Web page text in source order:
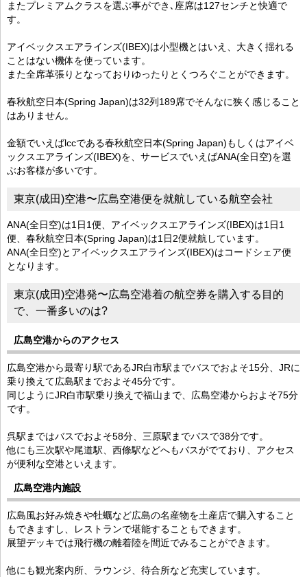
またプレミアムクラスを選ぶ事ができ､座席は127センチと快適で
す。
アイベックスエアラインズ(IBEX)は小型機とはいえ、大きく揺れる
ことはない機体を使っています。
また全席革張りとなっておりゆったりとくつろぐことができます。
春秋航空日本(Spring Japan)は32列189席でそんなに狭く感じること
はありません。
金額でいえばlccである春秋航空日本(Spring Japan)もしくはアイベ
ックスエアラインズ(IBEX)を、サービスでいえばANA(全日空)を選
ぶお客様が多いです。
東京(成田)空港〜広島空港便を就航している航空会社
ANA(全日空)は1日1便、アイベックスエアラインズ(IBEX)は1日1
便、春秋航空日本(Spring Japan)は1日2便就航しています。
ANA(全日空)とアイベックスエアラインズ(IBEX)はコードシェア便
となります。
東京(成田)空港発〜広島空港着の航空券を購入する目的
で、一番多いのは?
広島空港からのアクセス
広島空港から最寄り駅であるJR白市駅までバスでおよそ15分、JRに
乗り換えて広島駅までおよそ45分です。
同じようにJR白市駅乗り換えで福山まで、広島空港からおよそ75分
です。
呉駅まではバスでおよそ58分、三原駅までバスで38分です。
他にも三次駅や尾道駅、西條駅などへもバスがでており、アクセス
が便利な空港といえます。
広島空港内施設
広島風お好み焼きや牡蠣など広島の名産物を土産店で購入すること
もできますし、レストランで堪能することもできます。
展望デッキでは飛行機の離着陸を間近でみることができます。
他にも観光案内所、ラウンジ、待合所など充実しています。